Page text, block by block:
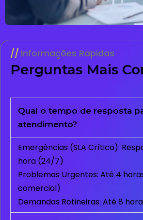
Informações Rapidas
Perguntas Mais
Qual o tempo de resposta
atendimento?
Emergências (SLA Crítico):
hora (24/7)
Problemas Urgentes: Até 4
comercial)
Demandas Rotineiras: Até 8